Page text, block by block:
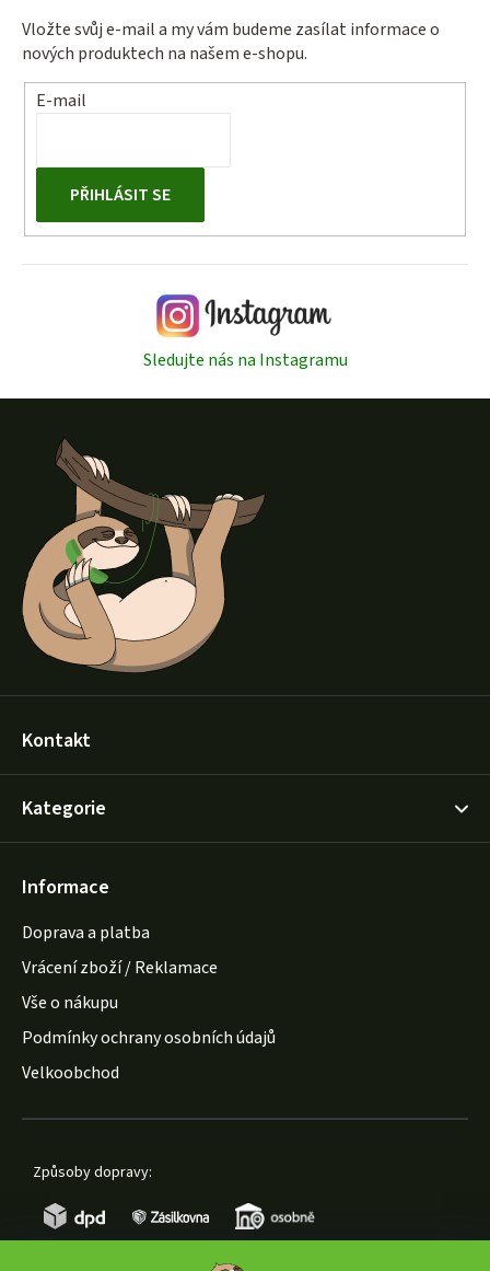
Vložte svůj e-mail a my vám budeme zasílat informace o
nových produktech na našem e-shopu.
E-mail
PŘIHLÁSIT SE
Sledujte nás na Instagramu
Kontakt
Kategorie
Informace
Doprava a platba
Vrácení zboží / Reklamace
Vše o nákupu
Podmínky ochrany osobních údajů
Velkoobchod
Způsoby dopravy: